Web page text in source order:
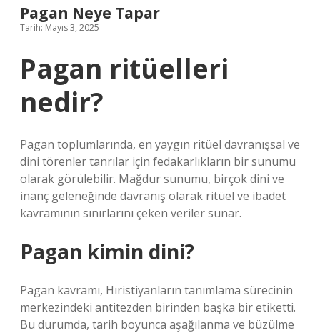
Pagan Neye Tapar
Tarih: Mayıs 3, 2025
Pagan ritüelleri
nedir?
Pagan toplumlarında, en yaygın ritüel davranışsal ve
dini törenler tanrılar için fedakarlıkların bir sunumu
olarak görülebilir. Mağdur sunumu, birçok dini ve
inanç geleneğinde davranış olarak ritüel ve ibadet
kavramının sınırlarını çeken veriler sunar.
Pagan kimin dini?
Pagan kavramı, Hıristiyanların tanımlama sürecinin
merkezindeki antitezden birinden başka bir etiketti.
Bu durumda, tarih boyunca aşağılanma ve büzülme